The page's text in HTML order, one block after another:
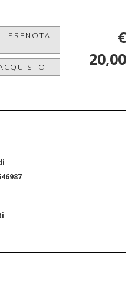
'PRENOTA
€
20,00